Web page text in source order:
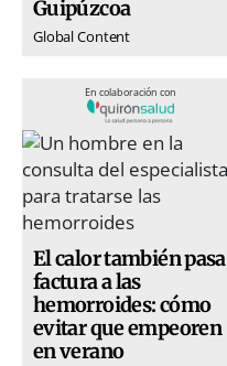
Guipúzcoa
Global Content
En colaboración con
El calor también pasa
factura a las
hemorroides: cómo
evitar que empeoren
en verano